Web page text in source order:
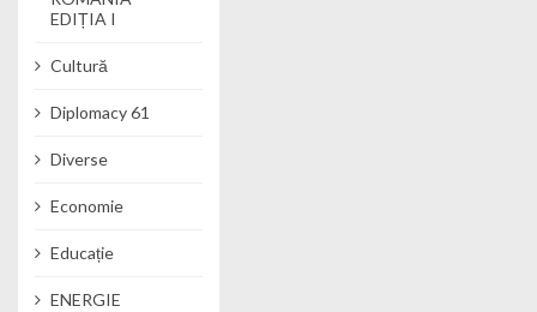
EDIȚIA I
Cultură
Diplomacy 61
Diverse
Economie
Educație
ENERGIE